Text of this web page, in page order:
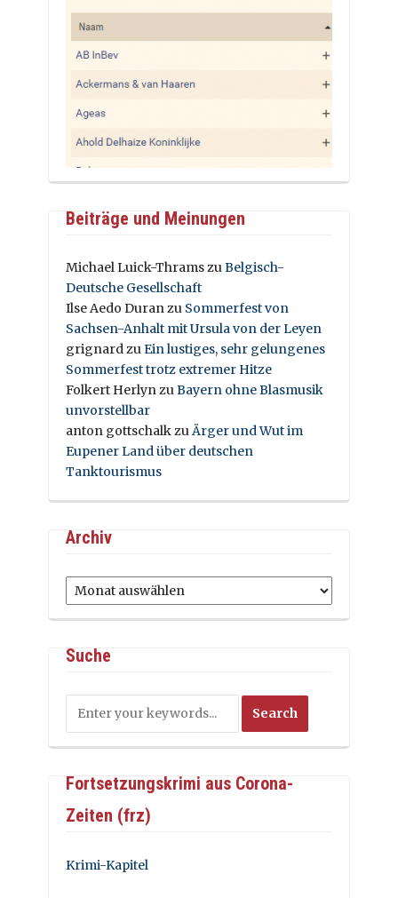
Beiträge und Meinungen
Michael Luick-ThramszuBelgisch-
Deutsche Gesellschaft
Ilse Aedo Duranzu Sommerfest von
Sachsen-Anhalt mit Ursula von der Leyen
grignardzuEin lustiges, sehr gelungenes
Sommerfest trotz extremer Hitze
Folkert HerlynzuBayern ohne Blasmusik
unvorstellbar
anton gottschalkzuÄrger und Wut im
Eupener Land über deutschen
Tanktourismus
Archiv
Archiv
Suche
Fortsetzungskrimi aus Corona-
Zeiten (frz)
Krimi-Kapitel